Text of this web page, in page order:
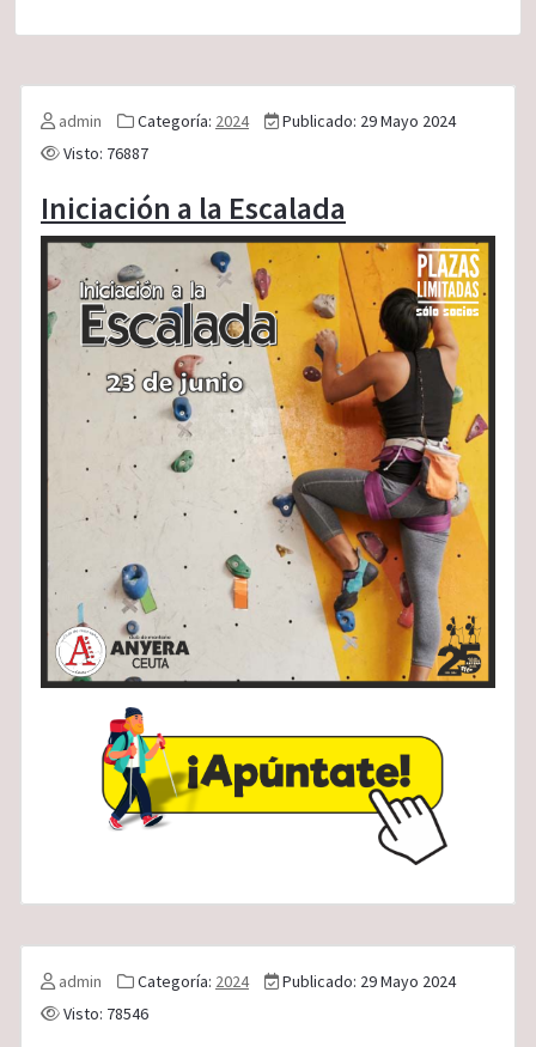
admin Categoría: 2024
Publicado: 29 Mayo 2024
Visto: 76887
Iniciación a la Escalada
admin Categoría: 2024
Publicado: 29 Mayo 2024
Visto: 78546